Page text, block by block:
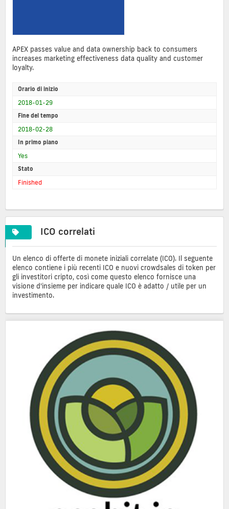
APEX passes value and data ownership back to consumers
increases marketing effectiveness data quality and customer
loyalty.
Orario di inizio
2018-01-29
Fine del tempo
2018-02-28
In primo piano
Yes
Stato
Finished
ICO correlati
Un elenco di offerte di monete iniziali correlate (ICO). Il seguente
elenco contiene i più recenti ICO e nuovi crowdsales di token per
gli investitori cripto, così come questo elenco fornisce una
visione d'insieme per indicare quale ICO è adatto / utile per un
investimento.